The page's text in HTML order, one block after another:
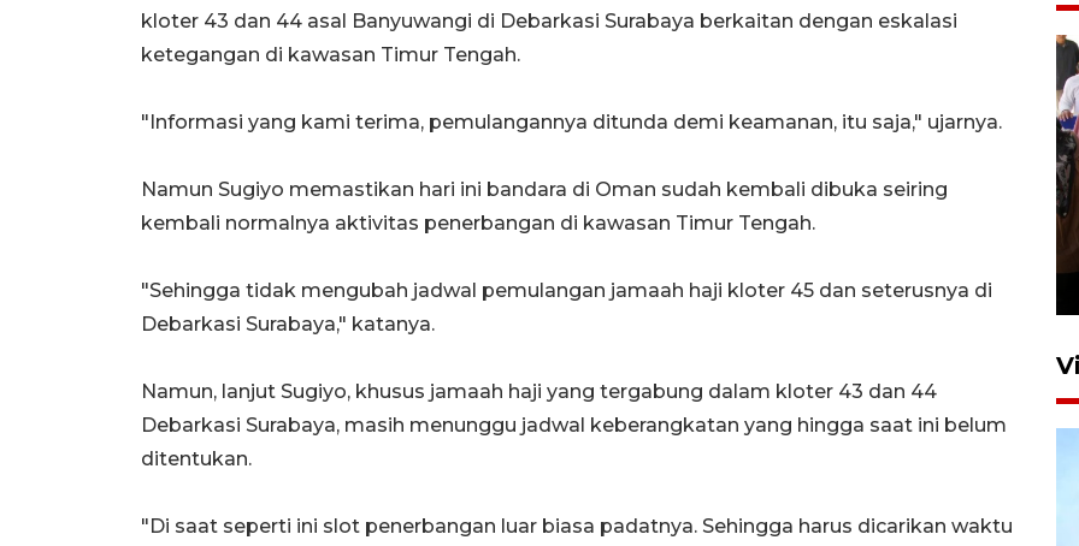
kloter 43 dan 44 asal Banyuwangi di Debarkasi Surabaya berkaitan dengan eskalasi
ketegangan di kawasan Timur Tengah.
"Informasi yang kami terima, pemulangannya ditunda demi keamanan, itu saja," ujarnya.
Namun Sugiyo memastikan hari ini bandara di Oman sudah kembali dibuka seiring
kembali normalnya aktivitas penerbangan di kawasan Timur Tengah.
"Sehingga tidak mengubah jadwal pemulangan jamaah haji kloter 45 dan seterusnya di
Debarkasi Surabaya," katanya.
Namun, lanjut Sugiyo, khusus jamaah haji yang tergabung dalam kloter 43 dan 44
Debarkasi Surabaya, masih menunggu jadwal keberangkatan yang hingga saat ini belum
ditentukan.
"Di saat seperti ini slot penerbangan luar biasa padatnya. Sehingga harus dicarikan waktu
Persebaya juara Piala
15 jam lalu